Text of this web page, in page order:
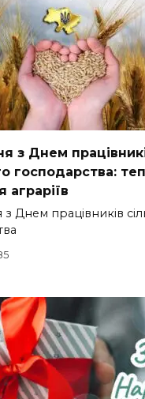
з Днем
господарства:
аграріїв
з Днем працівників